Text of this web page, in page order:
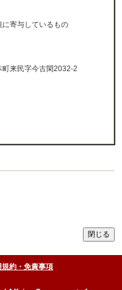
に寄与しているもの
町来民字今古閑2032-2
規約・免責事項